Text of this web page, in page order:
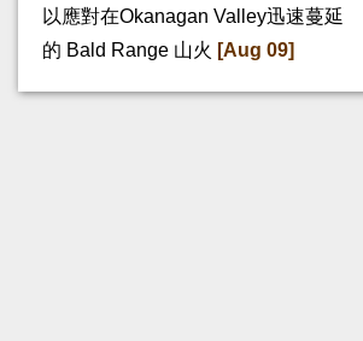
以應對在Okanagan Valley迅速蔓延
的 Bald Range 山火 [Aug 09]